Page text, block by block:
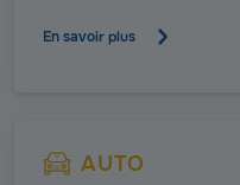
En savoir plus
AUTO